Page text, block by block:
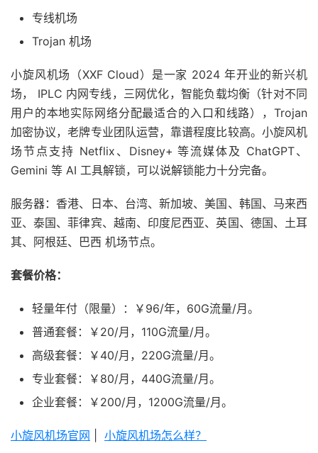
专线机场
Trojan 机场
小旋风机场（XXF Cloud）是一家 2024 年开业的新兴机
场， IPLC 内网专线，三网优化，智能负载均衡（针对不同
用户的本地实际网络分配最适合的入口和线路），Trojan
加密协议，老牌专业团队运营，靠谱程度比较高。小旋风机
场节点支持 Netflix、Disney+ 等流媒体及 ChatGPT、
Gemini 等 AI 工具解锁，可以说解锁能力十分完备。
服务器：香港、日本、台湾、新加坡、美国、韩国、马来西
亚、泰国、菲律宾、越南、印度尼西亚、英国、德国、土耳
其、阿根廷、巴西 机场节点。
套餐价格：
轻量年付（限量）：￥96/年，60G流量/月。
普通套餐：￥20/月，110G流量/月。
高级套餐：￥40/月，220G流量/月。
专业套餐：￥80/月，440G流量/月。
企业套餐：￥200/月，1200G流量/月。
小旋风机场官网 小旋风机场怎么样？